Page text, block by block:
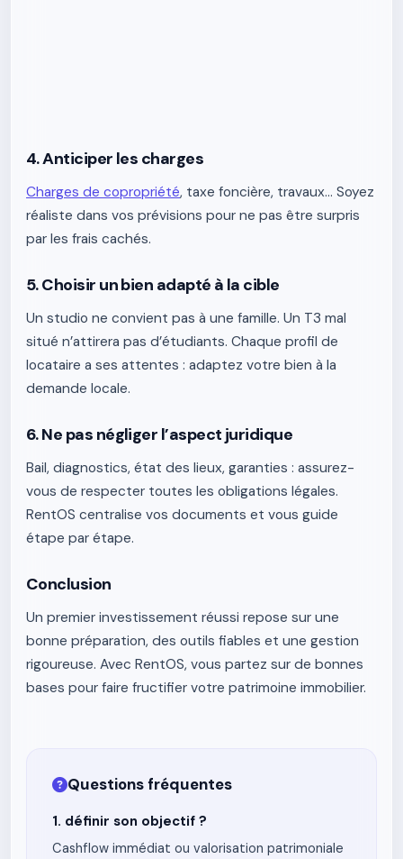
4. Anticiper les charges
Charges de copropriété, taxe foncière, travaux… Soyez
réaliste dans vos prévisions pour ne pas être surpris
par les frais cachés.
5. Choisir un bien adapté à la cible
Un studio ne convient pas à une famille. Un T3 mal
situé n’attirera pas d’étudiants. Chaque profil de
locataire a ses attentes : adaptez votre bien à la
demande locale.
6. Ne pas négliger l’aspect juridique
Bail, diagnostics, état des lieux, garanties : assurez-
vous de respecter toutes les obligations légales.
RentOS centralise vos documents et vous guide
étape par étape.
Conclusion
Un premier investissement réussi repose sur une
bonne préparation, des outils fiables et une gestion
rigoureuse. Avec RentOS, vous partez sur de bonnes
bases pour faire fructifier votre patrimoine immobilier.
Questions fréquentes
1. définir son objectif ?
Cashflow immédiat ou valorisation patrimoniale